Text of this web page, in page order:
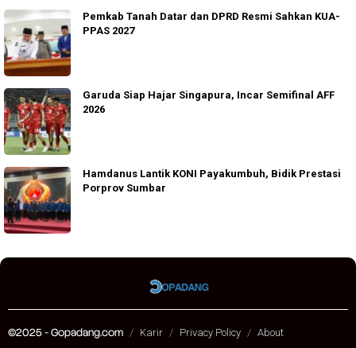
Pemkab Tanah Datar dan DPRD Resmi Sahkan KUA-
PPAS 2027
Garuda Siap Hajar Singapura, Incar Semifinal AFF
2026
Hamdanus Lantik KONI Payakumbuh, Bidik Prestasi
Porprov Sumbar
©2025 - Gopadang.com Karir Privacy Policy About